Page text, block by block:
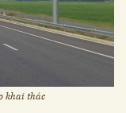
khai thác